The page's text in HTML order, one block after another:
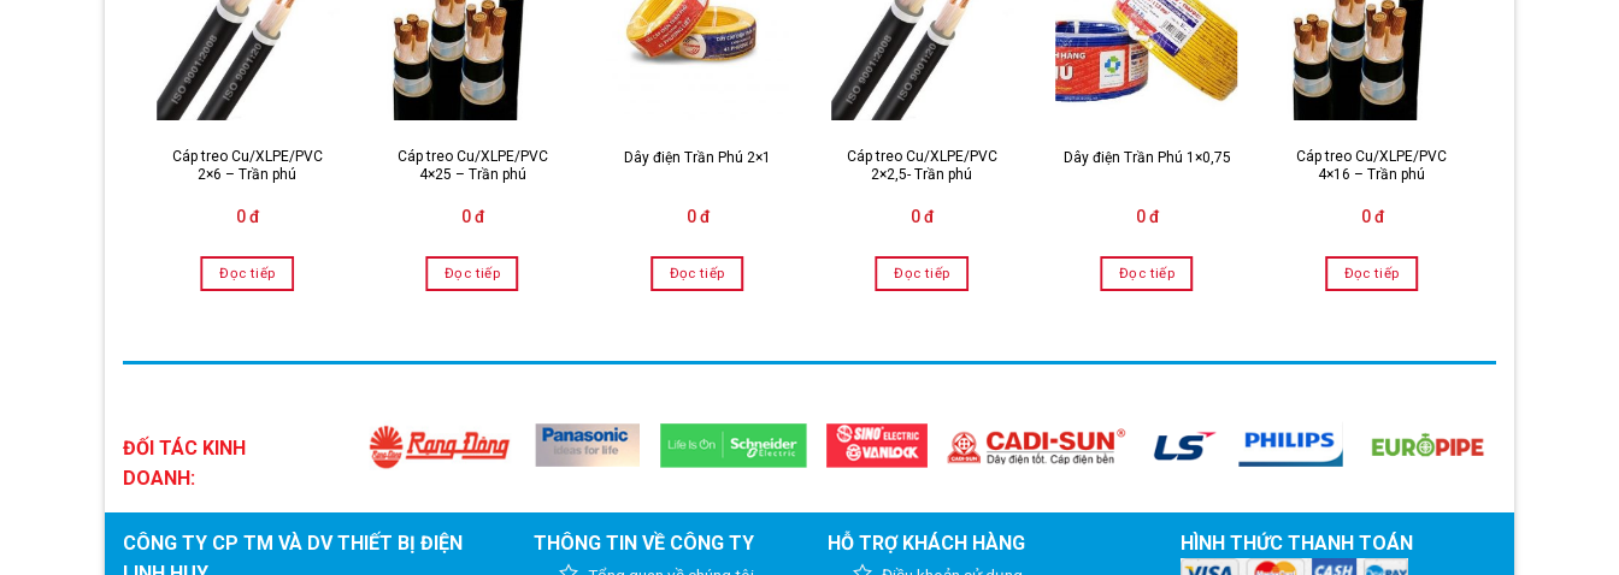
Cáp treo Cu/XLPE/PVC
2×6 – Trần phú
0 đ
Đọc tiếp
Cáp treo Cu/XLPE/PVC
4×25 – Trần phú
0 đ
Đọc tiếp
Dây điện Trần Phú 2×1
0 đ
Đọc tiếp
Cáp treo Cu/XLPE/PVC
2×2,5- Trần phú
0 đ
Đọc tiếp
Dây điện Trần Phú 1×0,75
0 đ
Đọc tiếp
Cáp treo Cu/XLPE/PVC
4×16 – Trần phú
0 đ
Đọc tiếp
ĐỐI TÁC KINH
DOANH:
CÔNG TY CP TM VÀ DV THIẾT BỊ ĐIỆN
THÔNG TIN VỀ CÔNG TY HỖ TRỢ KHÁCH HÀNG HÌNH THỨC THANH TOÁN